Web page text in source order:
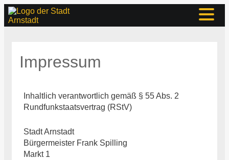
Impressum
Inhaltlich verantwortlich gemäß § 55 Abs. 2
Rundfunkstaatsvertrag (RStV)
Stadt Arnstadt
Bürgermeister Frank Spilling
Markt 1